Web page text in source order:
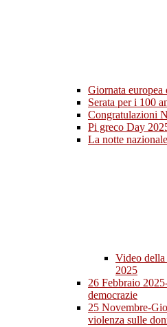
Giornata europea
Serata per i 100
Congratulazioni
Pi greco Day
La notte
Video
2025
26 Febbraio
democrazie
25 Novembre-
violenza sulle